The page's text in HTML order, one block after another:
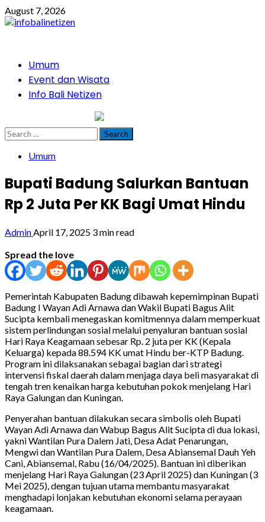
Skip
to
August 7, 2026
PrimaryUmum
Event dan Wisata
Info Bali Netizen
Search
for:
Umum
Bupati Badung Salurkan Bantuan
Rp 2 Juta Per KK Bagi Umat Hindu
AdminApril 17, 2025 3 min read
Spread the love
Pemerintah Kabupaten Badung dibawah kepemimpinan Bupati
Badung I Wayan Adi Arnawa dan Wakil Bupati Bagus Alit
Sucipta kembali menegaskan komitmennya dalam memperkuat
sistem perlindungan sosial melalui penyaluran bantuan sosial
Hari Raya Keagamaan sebesar Rp. 2 juta per KK (Kepala
Keluarga) kepada 88.594 KK umat Hindu ber-KTP Badung.
Program ini dilaksanakan sebagai bagian dari strategi
intervensi fiskal daerah dalam menjaga daya beli masyarakat di
tengah tren kenaikan harga kebutuhan pokok menjelang Hari
Raya Galungan dan Kuningan.
Penyerahan bantuan dilakukan secara simbolis oleh Bupati
Wayan Adi Arnawa dan Wabup Bagus Alit Sucipta di dua lokasi,
yakni Wantilan Pura Dalem Jati, Desa Adat Penarungan,
Mengwi dan Wantilan Pura Dalem, Desa Abiansemal Dauh Yeh
Cani, Abiansemal, Rabu (16/04/2025). Bantuan ini diberikan
menjelang Hari Raya Galungan (23 April 2025) dan Kuningan (3
Mei 2025), dengan tujuan utama membantu masyarakat
menghadapi lonjakan kebutuhan ekonomi selama perayaan
keagamaan.